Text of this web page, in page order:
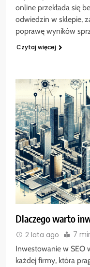
online przekłada się
odwiedzin w sklepie,
poprawę wyników
Czytaj więcej
Dlaczego warto
2 lata ago 7
Inwestowanie w SEO
każdej firmy, która